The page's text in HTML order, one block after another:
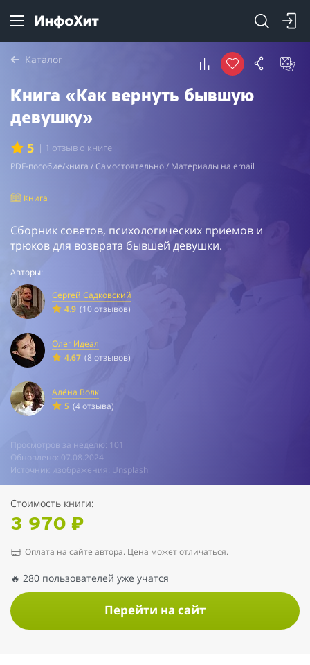
Каталог
Книга «Как вернуть бывшую
девушку»
5 | 1 отзыв о книге
PDF-пособие/книга / Самостоятельно / Материалы на email
Книга
Сборник советов, психологических приемов и
трюков для возврата бывшей девушки.
Авторы:
Сергей Садковский
4.9 (10 отзывов)
Олег Идеал
4.67 (8 отзывов)
Алёна Волк
5 (4 отзыва)
Просмотров за неделю: 101
Обновлено: 07.08.2024
Источник изображения: Unsplash
Стоимость книги:
3 970 ₽
Оплата на сайте автора. Цена может отличаться.
🔥 280 пользователей уже учатся
Перейти на сайт